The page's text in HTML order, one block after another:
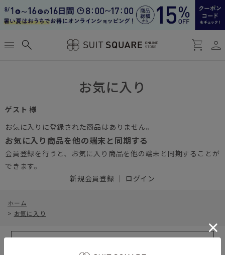
menu search shopping_cart person
お気に入り
ゲスト 様
お気に入りに登録された商品はありません。
お気に入り商品を他の端末と同期する
会員登録を行うと、お気に入り商品を他の端末と同期することが
できます。
新規会員登録 ｜ ログイン
ホーム
> お気に入り